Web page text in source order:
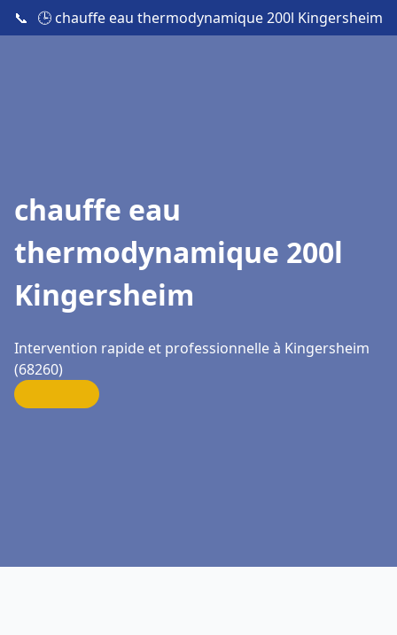
📞 🕒 chauffe eau thermodynamique 200l Kingersheim
chauffe eau
thermodynamique 200l
Kingersheim
Intervention rapide et professionnelle à Kingersheim
(68260)